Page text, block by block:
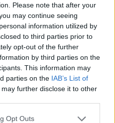
Please note that after your
may continue seeing
information utilized by
to third parties prior to
opt-out of the further
by third parties on the
This information may
parties on the IAB’s List of
may further disclose it to other
uses one or more Google
Opt Outs
28°
καιρός